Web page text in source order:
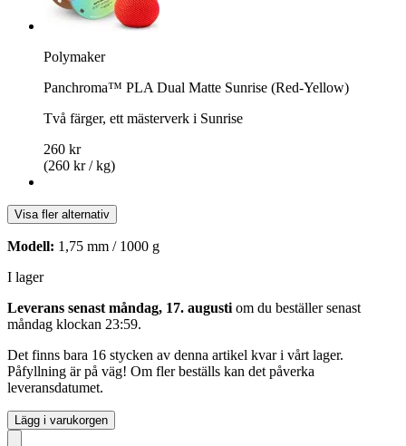
Polymaker
Panchroma™ PLA Dual Matte Sunrise (Red-Yellow)
Två färger, ett mästerverk i Sunrise
260 kr
(260 kr / kg)
Visa fler alternativ
Modell: 1,75 mm / 1000 g
I lager
Leverans senast måndag, 17. augusti om du beställer senast
måndag klockan 23:59.
Det finns bara 16 stycken av denna artikel kvar i vårt lager.
Påfyllning är på väg! Om fler beställs kan det påverka
leveransdatumet.
Lägg i varukorgen